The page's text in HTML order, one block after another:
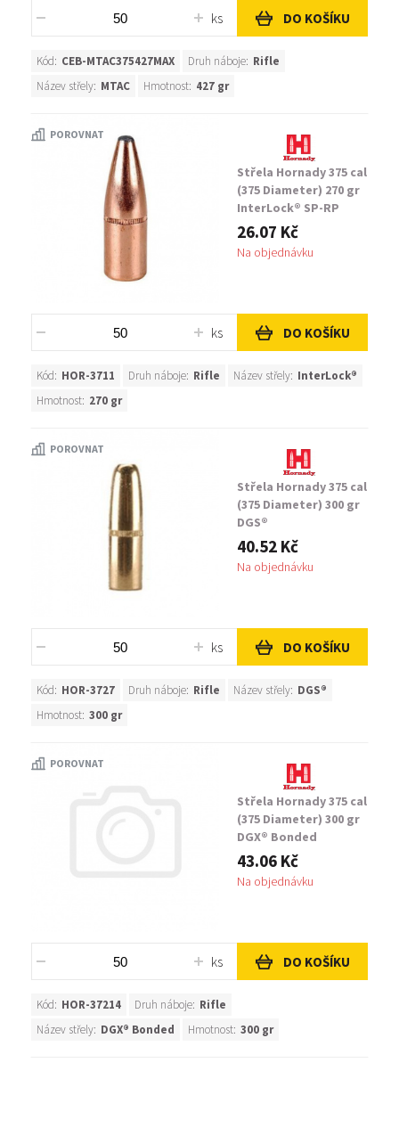
ks DO KOŠÍKU
Kód: CEB-MTAC375427MAX Druh náboje: Rifle
Název střely: MTAC Hmotnost: 427 gr
POROVNAT
Střela Hornady 375 cal
(375 Diameter) 270 gr
InterLock® SP-RP
26.07 Kč
Na objednávku
ks DO KOŠÍKU
Kód: HOR-3711 Druh náboje: Rifle Název střely: InterLock®
Hmotnost: 270 gr
POROVNAT
Střela Hornady 375 cal
(375 Diameter) 300 gr
DGS®
40.52 Kč
Na objednávku
ks DO KOŠÍKU
Kód: HOR-3727 Druh náboje: Rifle Název střely: DGS®
Hmotnost: 300 gr
POROVNAT
Střela Hornady 375 cal
(375 Diameter) 300 gr
DGX® Bonded
43.06 Kč
Na objednávku
ks DO KOŠÍKU
Kód: HOR-37214 Druh náboje: Rifle
Název střely: DGX® Bonded Hmotnost: 300 gr